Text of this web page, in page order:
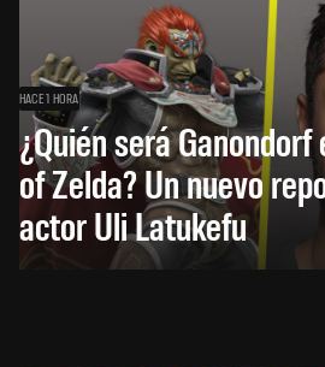
HACE 1 HORA
¿Quién será Ganondorf
of Zelda? Un nuevo
actor Uli Latukefu